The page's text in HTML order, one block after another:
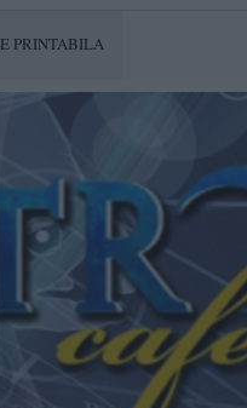
PRINTABILA